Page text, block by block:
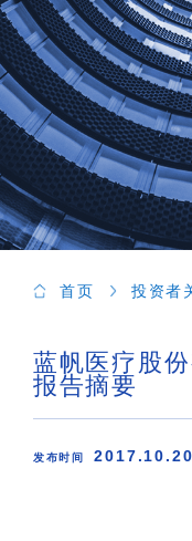
首页 投资者
蓝帆医疗股
报告摘要
发布时间 2017.10.20